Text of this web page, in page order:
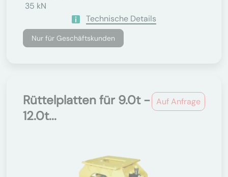
35 kN
Technische Details
Nur für Geschäftskunden
Auf Anfrage
Rüttelplatten für 9.0t -
12.0t...